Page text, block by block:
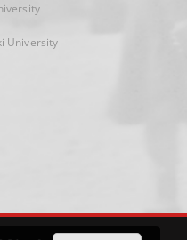
University